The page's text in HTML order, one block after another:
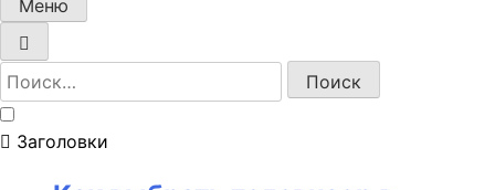
Меню
Найти:
Заголовки